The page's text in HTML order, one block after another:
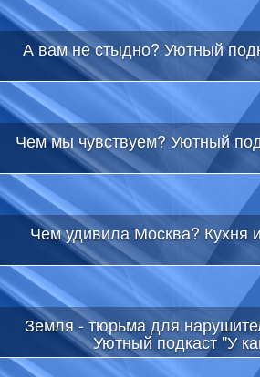
А вам не стыдно? Уютный
Чем мы чувствуем? Уютный
Чем удивила Москва? Кухня
Земля - тюрьма для
Уютный подкаст "У